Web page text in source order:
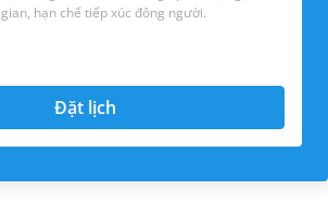
gian, hạn chế tiếp xúc đông người.
Đặt lịch